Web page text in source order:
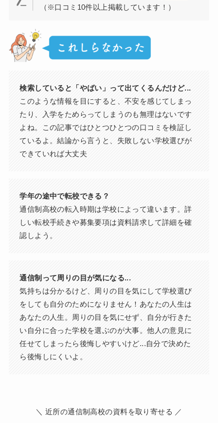
（※口コミ10件以上掲載しています！）
検索していると「やばい」って出てくるんだけど...
このような情報を目にすると、不安を感じてしまっ
たり、入学をためらってしまうのも無理はないです
よね。この記事ではひとつひとつの口コミを検証し
ているよ。結論から言うと、失敗しない学校選びが
できていれば大丈夫
学年の途中で転校できる？
通信制高校の転入時期は学校によって違います。詳
しい転校手続きや募集要項は資料請求して詳細を確
認しよう。
通信制って周りの目が気になる...
気持ちは分かるけど、周りの目を気にして学校選び
をしても自分のためになりません！あなたの人生は
あなたの人生。周りの目を気にせず、自分が行きた
い自分に合った学校を選ぶのが大事。他人の意見に
任せてしまったら後悔しやすいけど...自分で決めた
ら後悔しにくいよ。
＼ 近所の通信制高校の資料を取り寄せる ／